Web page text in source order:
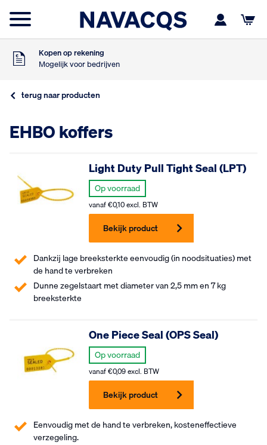
Maandag in huis
9
Klanten geven ons
Op basis van 453 beoordelingen
Kopen op rekening
Mogelijk voor bedrijven
Na 16:00 besteld
9,5
Klanten geven ons
Op basis van 453 beoordelingen
Gratis verzending
Vanaf €75,- excl. BTW
Na 16:00 besteld
Maandag in huis
terug naar producten
EHBO koffers
Dankzij lage breeksterkte eenvoudig (in noodsituaties) met
de hand te verbreken
Dunne zegelstaart met diameter van 2,5 mm en 7 kg
breeksterkte
Light Duty Pull Tight Seal (LPT)
Op voorraad
vanaf€0,10excl. BTW
Bekijk product
Eenvoudig met de hand te verbreken, kosteneffectieve
verzegeling.
One Piece Seal (OPS Seal)
Op voorraad
vanaf€0,09excl. BTW
Bekijk product